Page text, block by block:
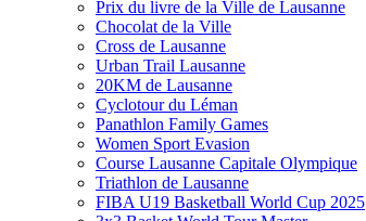
Prix du livre de la Ville de Lausanne
Chocolat de la Ville
Cross de Lausanne
Urban Trail Lausanne
20KM de Lausanne
Cyclotour du Léman
Panathlon Family Games
Women Sport Evasion
Course Lausanne Capitale Olympique
Triathlon de Lausanne
FIBA U19 Basketball World Cup 2025